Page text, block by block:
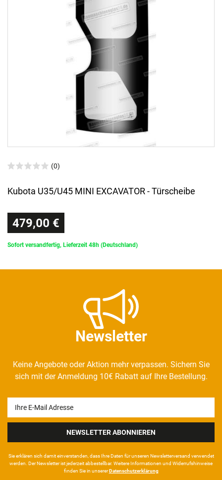
(0)
Kubota U35/U45 MINI EXCAVATOR - Türscheibe
479,00 €
Sofort versandfertig, Lieferzeit 48h (Deutschland)
Newsletter
Keine Angebote oder Aktion mehr verpassen. Sichern Sie
sich mit der Anmeldung 10€ Rabatt auf Ihre Bestellung.
Honig
NEWSLETTER ABONNIEREN
Sie erklären sich damit ein­ver­standen, dass Ihre Da­ten für unseren News­letter­versand ver­wen­det
werden. Der News­letter ist jeder­zeit ab­bestel­lbar. Weitere Infor­mationen und Wider­rufshin­weise
finden Sie in unsererDaten­schutz­erklärung